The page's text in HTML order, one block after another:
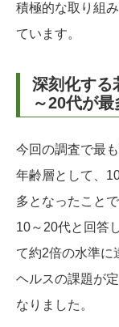
積極的な取り組
ています。
深刻化する
～20代が最
今回の調査で最
年齢層として、
多となったことで
10～20代と回答
て約2倍の水準に
ヘルスの課題が
なりました。